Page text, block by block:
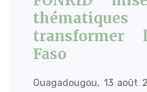
transformer
Faso
Ouagadougou, 13 août